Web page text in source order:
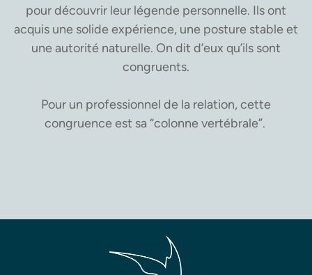
pour découvrir leur légende personnelle. Ils ont
acquis une solide expérience, une posture stable et
une autorité naturelle. On dit d’eux qu’ils sont
congruents.
Pour un professionnel de la relation, cette
congruence est sa “colonne vertébrale”.